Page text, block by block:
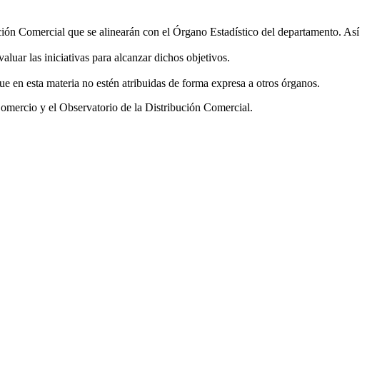
Comercial que se alinearán con el Órgano Estadístico del departamento. Así
las iniciativas para alcanzar dichos objetivos.
esta materia no estén atribuidas de forma expresa a otros órganos.
y el Observatorio de la Distribución Comercial.